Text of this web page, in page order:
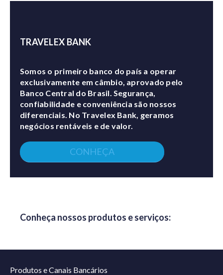
TRAVELEX BANK
Somos o primeiro banco do país a operar
exclusivamente em câmbio, aprovado pelo
Banco Central do Brasil. Segurança,
confiabilidade e conveniência são nossos
diferenciais. No Travelex Bank, geramos
negócios rentáveis e de valor.
CONHEÇA
Conheça nossos produtos e serviços:
Produtos e Canais Bancários